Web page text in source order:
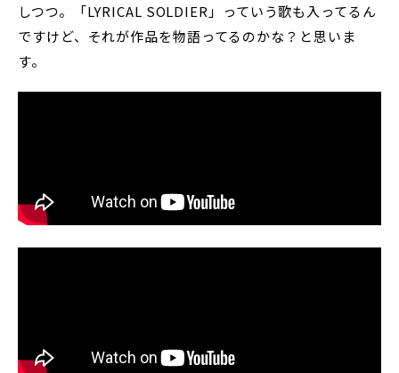
しつつ。「LYRICAL SOLDIER」っていう歌も入ってるん
ですけど、それが作品を物語ってるのかな？と思いま
す。